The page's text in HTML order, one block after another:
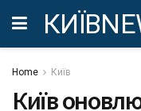
Home Київ
Київ